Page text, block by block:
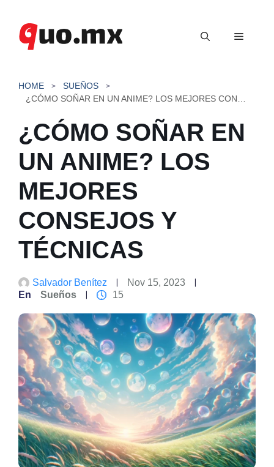
contenido
Menú
HOME
SUEÑOS
¿CÓMO SOÑAR EN
UN ANIME? LOS
MEJORES
CONSEJOS Y
TÉCNICAS
Salvador Benítez
Nov 15, 2023
En
Sueños 15